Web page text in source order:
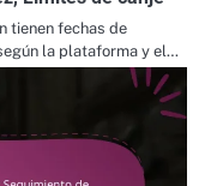
tienen fechas de
la plataforma y el…